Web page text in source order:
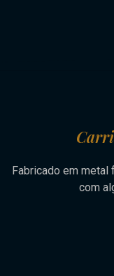
Fabricado em metal
com